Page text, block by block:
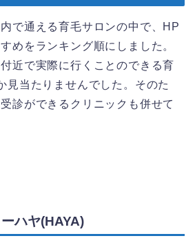
で通える育毛サロンの中で、HP
めをランキング順にしました。
近で実際に行くことのできる育
見当たりませんでした。そのた
診ができるクリニックも併せて
ハヤ(HAYA)